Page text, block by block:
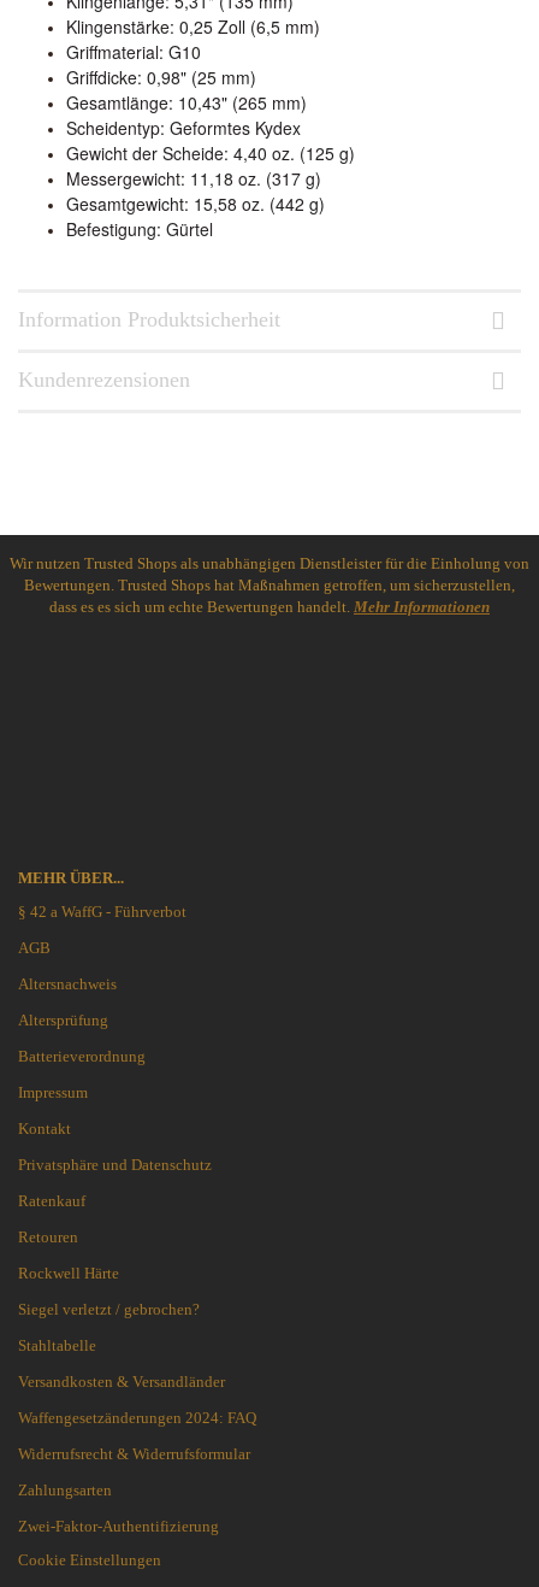
Klingenstärke: 0,25 Zoll (6,5 mm)
Griffmaterial: G10
Griffdicke: 0,98" (25 mm)
Gesamtlänge: 10,43" (265 mm)
Scheidentyp: Geformtes Kydex
Gewicht der Scheide: 4,40 oz. (125 g)
Messergewicht: 11,18 oz. (317 g)
Gesamtgewicht: 15,58 oz. (442 g)
Befestigung: Gürtel
Information Produktsicherheit
Kundenrezensionen
Wir nutzen Trusted Shops als unabhängigen Dienstleister für die Einholung von
Bewertungen. Trusted Shops hat Maßnahmen getroffen, um sicherzustellen,
dass es es sich um echte Bewertungen handelt. Mehr Informationen
MEHR ÜBER...
§ 42 a WaffG - Führverbot
AGB
Altersnachweis
Altersprüfung
Batterieverordnung
Impressum
Kontakt
Privatsphäre und Datenschutz
Ratenkauf
Retouren
Rockwell Härte
Siegel verletzt / gebrochen?
Stahltabelle
Versandkosten & Versandländer
Waffengesetzänderungen 2024: FAQ
Widerrufsrecht & Widerrufsformular
Zahlungsarten
Zwei-Faktor-Authentifizierung
Cookie Einstellungen